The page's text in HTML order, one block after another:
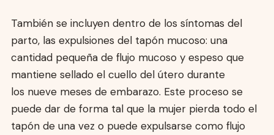
También se incluyen dentro de los síntomas del
parto, las expulsiones del tapón mucoso: una
cantidad pequeña de flujo mucoso y espeso que
mantiene sellado el cuello del útero durante
los nueve meses de embarazo. Este proceso se
puede dar de forma tal que la mujer pierda todo el
tapón de una vez o puede expulsarse como flujo